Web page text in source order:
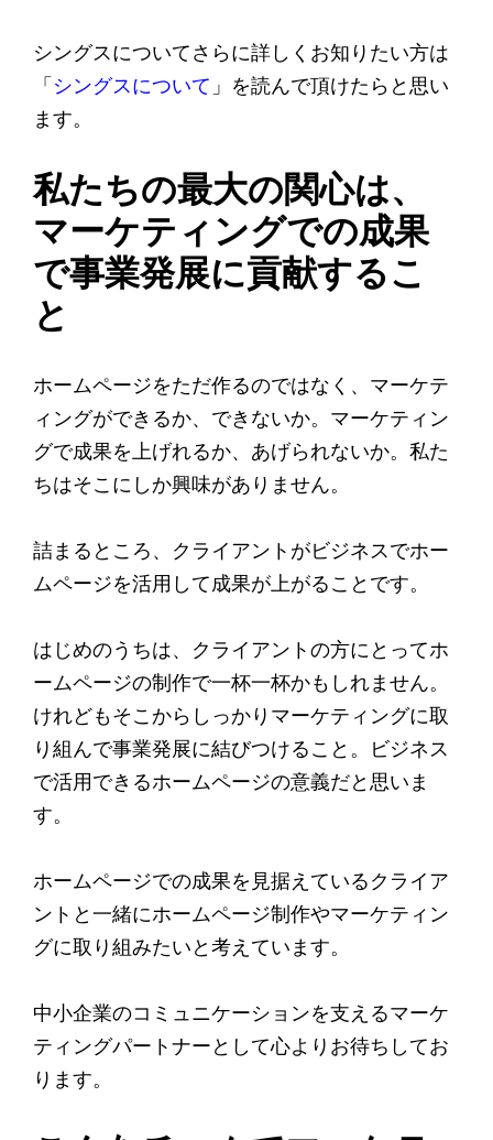
シングスについてさらに詳しくお知りたい方は
「 シングスについて 」を読んで頂けたらと思い
ます。
私たちの最大の関心は、
マーケティングでの成果
で事業発展に貢献するこ
と
ホームページをただ作るのではなく、マーケテ
ィングができるか、できないか。マーケティン
グで成果を上げれるか、あげられないか。私た
ちはそこにしか興味がありません。
詰まるところ、クライアントがビジネスでホー
ムページを活用して成果が上がることです。
はじめのうちは、クライアントの方にとってホ
ームページの制作で一杯一杯かもしれません。
けれどもそこからしっかりマーケティングに取
り組んで事業発展に結びつけること。ビジネス
で活用できるホームページの意義だと思いま
す。
ホームページでの成果を見据えているクライア
ントと一緒にホームページ制作やマーケティン
グに取り組みたいと考えています。
中小企業のコミュニケーションを支えるマーケ
ティングパートナーとして心よりお待ちしてお
ります。